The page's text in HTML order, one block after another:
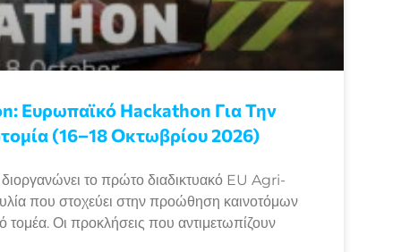
Eυρωπαϊκό Ηackathon Για Την
(16–18 Οκτωβρίου 2026)
το πρώτο διαδικτυακό EU Agri-
που στοχεύει στην προώθηση καινοτόμων
τομέα. Οι προκλήσεις που αντιμετωπίζουν